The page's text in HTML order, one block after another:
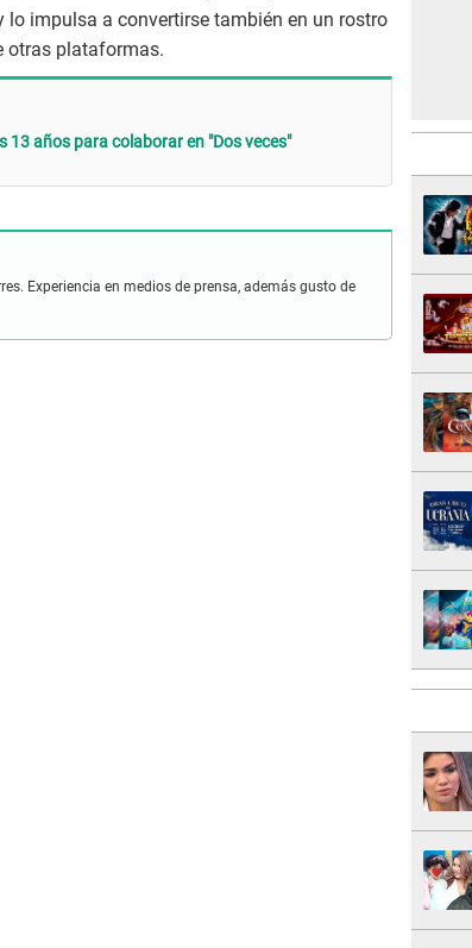
lo impulsa a convertirse también en un rostro
otras plataformas.
13 años para colaborar en "Dos veces"
Experiencia en medios de prensa, además gusto de